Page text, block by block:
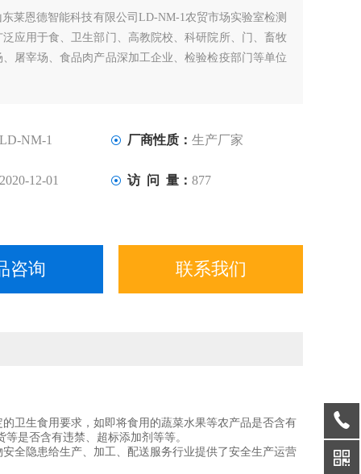
东莱恩德智能科技有限公司LD-NM-1农贸市场实验室检测
应用于食、卫生部门、高教院校、科研院所、门、畜牧
屠宰场、食品肉产品深加工企业、检验检疫部门等单位
LD-NM-1 厂商性质： 生产厂家
2020-12-01 访 问 量： 877
咨询 联系我们
卫生食用要求，如即将食用的蔬菜水果等农产品是否含有
是否含有违禁、超标添加剂等等。
隐患给生产、加工、配送服务行业提供了安全生产运营